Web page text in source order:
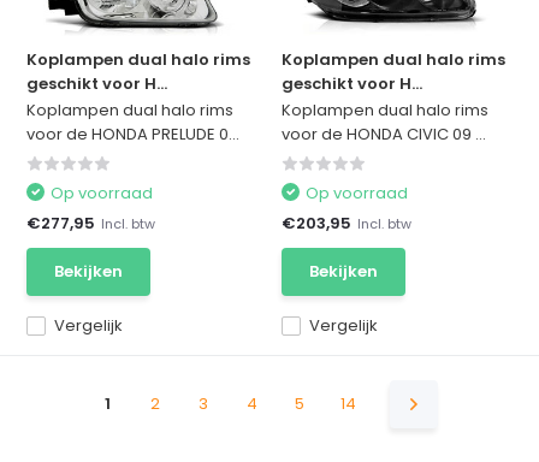
Koplampen dual halo rims
geschikt voor H...
Koplampen dual halo rims
voor de HONDA PRELUDE 0...
Vergelijk
Op voorraad
€277,95 Incl. btw
Bekijken
Koplampen dual halo rims
geschikt voor H...
Koplampen dual halo rims
voor de HONDA CIVIC 09 ...
Vergelijk
Op voorraad
€203,95 Incl. btw
Bekijken
1 2 3 4 5 14